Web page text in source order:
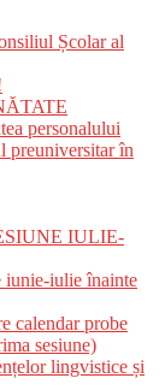
Școlar al
personalului
preuniversitar în
IULIE-
iunie-iulie înainte
calendar probe
sesiune)
lingvistice și